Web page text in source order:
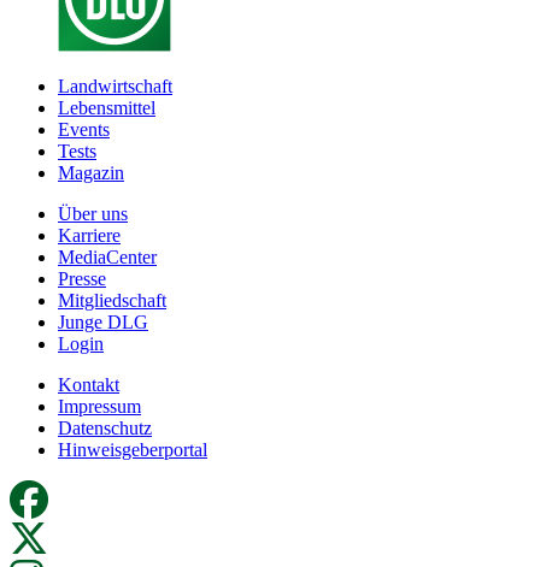
Landwirtschaft
Lebensmittel
Events
Tests
Magazin
Über uns
Karriere
MediaCenter
Presse
Mitgliedschaft
Junge DLG
Login
Kontakt
Impressum
Datenschutz
Hinweisgeberportal